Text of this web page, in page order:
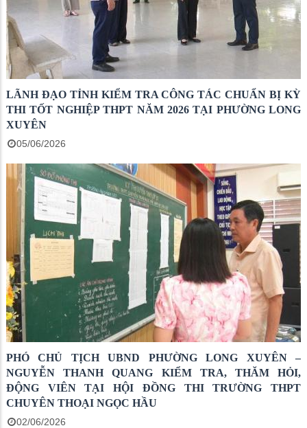
LÃNH ĐẠO TỈNH KIỂM TRA CÔNG TÁC CHUẨN BỊ KỲ
THI TỐT NGHIỆP THPT NĂM 2026 TẠI PHƯỜNG LONG
XUYÊN
05/06/2026
PHÓ CHỦ TỊCH UBND PHƯỜNG LONG XUYÊN –
NGUYỄN THANH QUANG KIỂM TRA, THĂM HỎI,
ĐỘNG VIÊN TẠI HỘI ĐỒNG THI TRƯỜNG THPT
CHUYÊN THOẠI NGỌC HẦU
02/06/2026